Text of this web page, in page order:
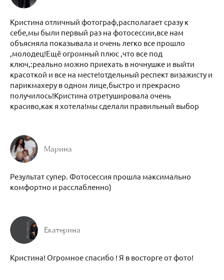
Кристина отличный фотограф,располагает сразу к
себе,мы были первый раз на фотосессии,все нам
объясняла показывала и очень легко все прошло
,молодец!Ещё огромный плюс ,что все под
ключ,:реально можно приехать в ночнушке и выйти
красоткой и все на месте!отдельный респект визажисту и
парикмахеру в одном лице,быстро и прекрасно
получилось!Кристина отретушировала очень
красиво,как я хотела!мы сделали правильный выбор
Марина
Результат супер. Фотосессия прошла максимально
комфортно и расслабленно)
Екатерина
Кристина! Огромное спасибо ! Я в восторге от фото!